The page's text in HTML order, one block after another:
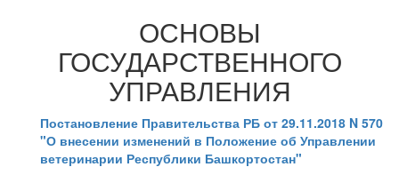
ОСНОВЫ
ГОСУДАРСТВЕННОГО
УПРАВЛЕНИЯ
Постановление Правительства РБ от 29.11.2018 N 570
"О внесении изменений в Положение об Управлении
ветеринарии Республики Башкортостан"